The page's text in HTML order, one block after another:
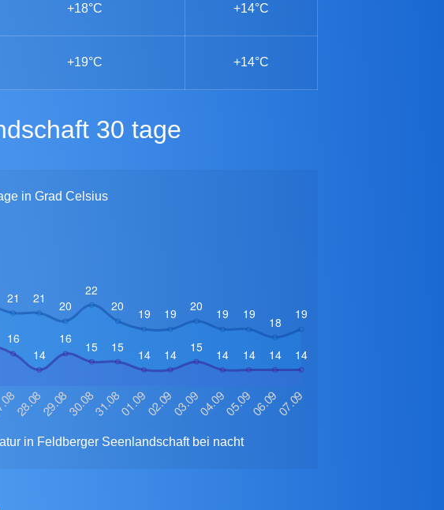
+18°C +14°C
+19°C +14°C
30 tage
in Grad Celsius
in Feldberger Seenlandschaft bei nacht